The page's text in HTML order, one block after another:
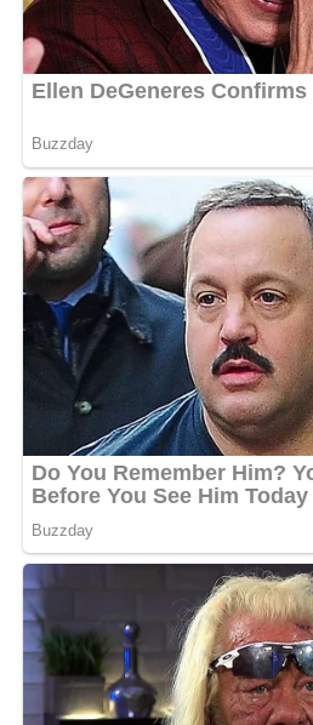
Rezept-Bewertung
4.7/5(16 Bewertung)